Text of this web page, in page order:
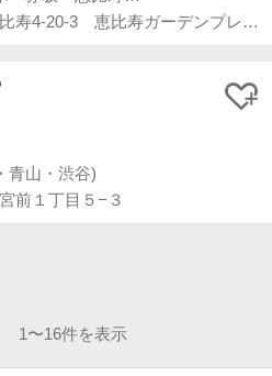
東京都渋谷区恵比寿4-20-3 恵比寿ガーデンプレイスタワー38階
青山・渋谷)
前１丁目５−３
1〜16件を表示